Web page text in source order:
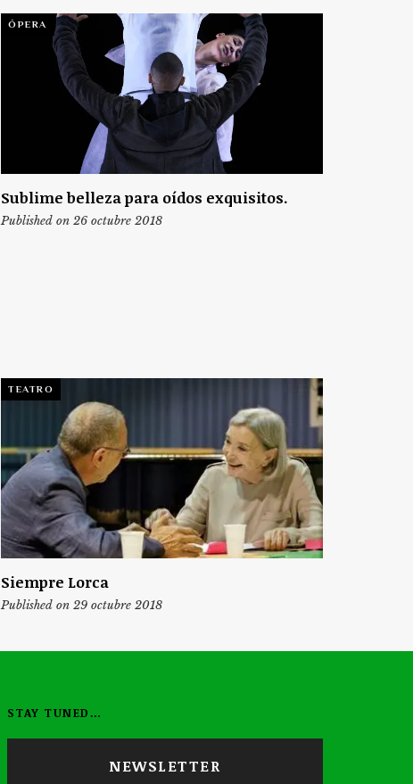
ÓPERA
Sublime belleza para oídos exquisitos.
Published on 26 octubre 2018
TEATRO
Siempre Lorca
Published on 29 octubre 2018
STAY TUNED…
NEWSLETTER